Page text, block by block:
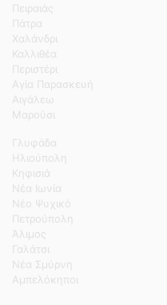
Πειραιάς
Πάτρα
Χαλάνδρι
Καλλιθέα
Περιστέρι
Αγία Παρασκευή
Αιγάλεω
Μαρούσι
Γλυφάδα
Ηλιούπολη
Κηφισιά
Νέα Ιωνία
Νέο Ψυχικό
Πετρούπολη
Άλιμος
Γαλάτσι
Νέα Σμύρνη
Αμπελόκηποι